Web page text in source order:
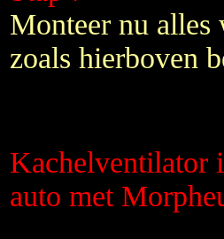
Monteer nu alles
zoals hierboven
Kachelventilator
auto met